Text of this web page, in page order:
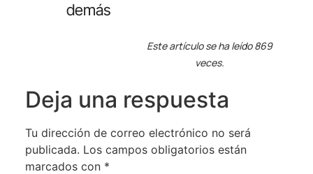
demás
Este artículo se ha leído 869
veces.
Deja una respuesta
Tu dirección de correo electrónico no será
publicada. Los campos obligatorios están
marcados con *